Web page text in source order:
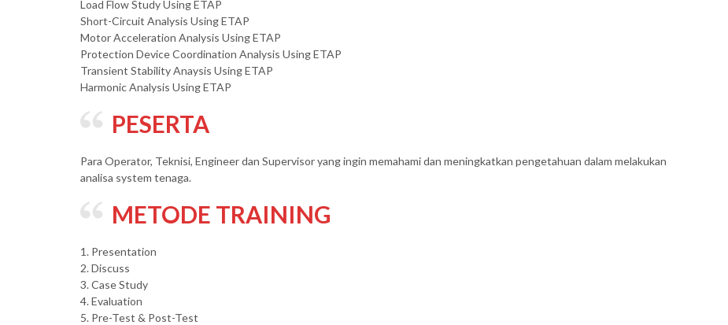
Load Flow Study Using ETAP
Short-Circuit Analysis Using ETAP
Motor Acceleration Analysis Using ETAP
Protection Device Coordination Analysis Using ETAP
Transient Stability Anaysis Using ETAP
Harmonic Analysis Using ETAP
PESERTA
Para Operator, Teknisi, Engineer dan Supervisor yang ingin memahami dan meningkatkan pengetahuan dalam melakukan
analisa system tenaga.
METODE TRAINING
1. Presentation
2. Discuss
3. Case Study
4. Evaluation
5. Pre-Test & Post-Test